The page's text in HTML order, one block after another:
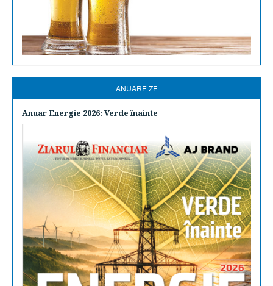
ANUARE ZF
Anuar Energie 2026: Verde înainte